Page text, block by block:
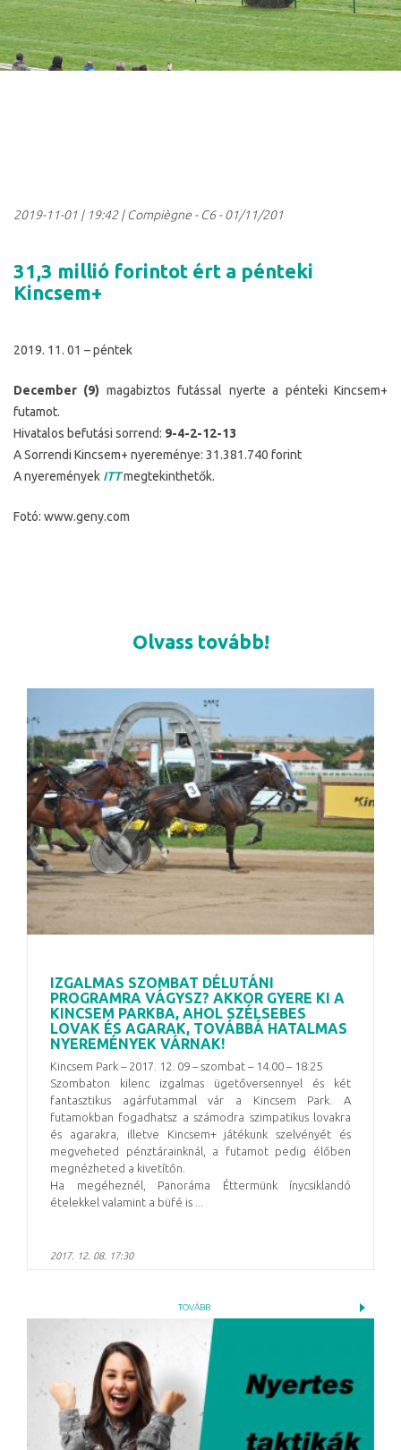
2019-11-01 | 19:42| Compiègne - C6 - 01/11/201
31,3 millió forintot ért a pénteki
Kincsem+
2019. 11. 01 – péntek
December (9) magabiztos futással nyerte a pénteki Kincsem+
futamot.
Hivatalos befutási sorrend: 9-4-2-12-13
A Sorrendi Kincsem+ nyereménye: 31.381.740 forint
A nyeremények ITTmegtekinthetők.
Fotó: www.geny.com
Olvass tovább!
IZGALMAS SZOMBAT DÉLUTÁNI
PROGRAMRA VÁGYSZ? AKKOR GYERE KI A
KINCSEM PARKBA, AHOL SZÉLSEBES
LOVAK ÉS AGARAK, TOVÁBBÁ HATALMAS
NYEREMÉNYEK VÁRNAK!
Kincsem Park – 2017. 12. 09 – szombat – 14.00 – 18:25
Szombaton kilenc izgalmas ügetőversennyel és két
fantasztikus agárfutammal vár a Kincsem Park. A
futamokban fogadhatsz a számodra szimpatikus lovakra
és agarakra, illetve Kincsem+ játékunk szelvényét és
megveheted pénztárainknál, a futamot pedig élőben
megnézheted a kivetítőn.
Ha megéheznél, Panoráma Éttermünk ínycsiklandó
ételekkel valamint a büfé is ...
2017. 12. 08. 17:30
TOVÁBB